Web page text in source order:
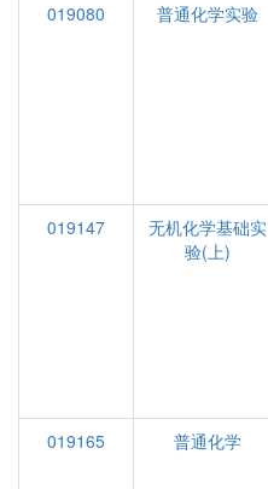
019080
普通化学实验
019147
无机化学基础实
验(上)
019165
普通化学